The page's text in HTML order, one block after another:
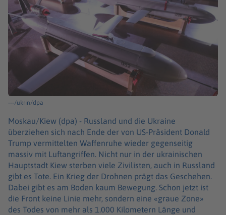
---/ukrin/dpa
Moskau/Kiew (dpa) - Russland und die Ukraine
überziehen sich nach Ende der von US-Präsident Donald
Trump vermittelten Waffenruhe wieder gegenseitig
massiv mit Luftangriffen. Nicht nur in der ukrainischen
Hauptstadt Kiew sterben viele Zivilisten, auch in Russland
gibt es Tote. Ein Krieg der Drohnen prägt das Geschehen.
Dabei gibt es am Boden kaum Bewegung. Schon jetzt ist
die Front keine Linie mehr, sondern eine «graue Zone»
des Todes von mehr als 1.000 Kilometern Länge und